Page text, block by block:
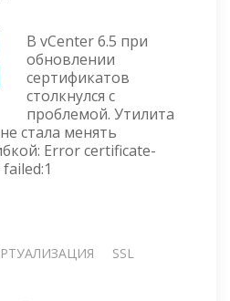
ОШИБКА
ERROR
CERTIFICATE-
MANAGER
'LSTOOL
GET'
В vCenter 6.5 при
обновлении
сертификатов
столкнулся с
проблемой. Утилита
стала менять
Error certificate-
SSL